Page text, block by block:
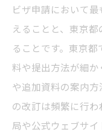
ビザ申請において
えることと、東京
ることです。東京
料や提出方法が細
や追加資料の案内
の改訂は頻繁に行
局や公式ウェブサイ